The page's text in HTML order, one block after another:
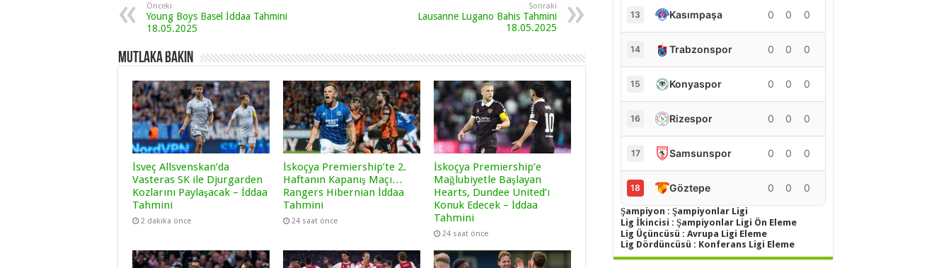
Önceki
Young Boys Basel İddaa Tahmini
18.05.2025
Sonraki
Lausanne Lugano Bahis Tahmini
18.05.2025
Mutlaka Bakın
İsveç Allsvenskan’da
Vasteras SK ile Djurgarden
Kozlarını Paylaşacak – İddaa
Tahmini
2 dakika önce
İskoçya Premiership’te 2.
Haftanın Kapanış Maçı…
Rangers Hibernian İddaa
Tahmini
24 saat önce
İskoçya Premiership’e
Mağlubiyetle Başlayan
Hearts, Dundee United’ı
Konuk Edecek – İddaa
Tahmini
24 saat önce
13 Kasımpaşa 0 0 0
14 Trabzonspor 0 0 0
15 Konyaspor 0 0 0
16 Rizespor 0 0 0
17 Samsunspor 0 0 0
18 Göztepe 0 0 0
Şampiyon : Şampiyonlar Ligi
Lig İkincisi : Şampiyonlar Ligi Ön Eleme
Lig Üçüncüsü : Avrupa Ligi Eleme
Lig Dördüncüsü : Konferans Ligi Eleme